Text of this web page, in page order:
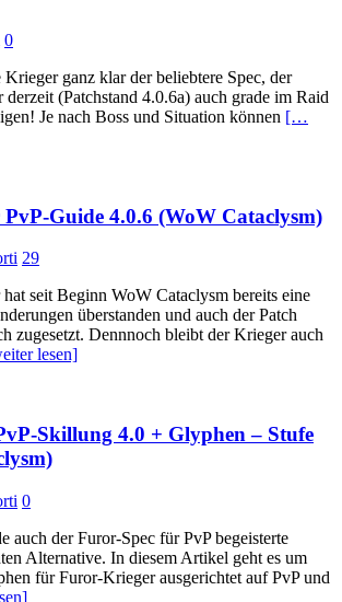
0
ganz klar der beliebtere Spec, der
derzeit (Patchstand 4.0.6a) auch grade im Raid
Je nach Boss und Situation können […
Guide 4.0.6 (WoW Cataclysm)
29
seit Beginn WoW Cataclysm bereits eine
überstanden und auch der Patch
zugesetzt. Dennnoch bleibt der Krieger auch
lesen]
Skillung 4.0 + Glyphen – Stufe
0
auch der Furor-Spec für PvP begeisterte
Alternative. In diesem Artikel geht es um
für Furor-Krieger ausgerichtet auf PvP und